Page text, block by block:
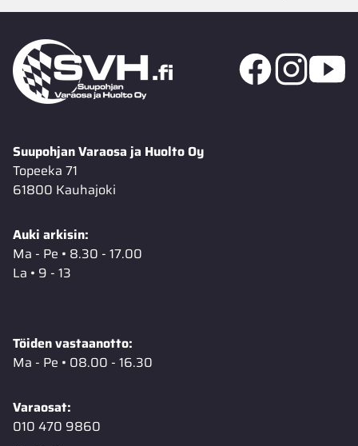
Suupohjan Varaosa ja Huolto Oy
Topeeka 71
61800 Kauhajoki
Auki arkisin:
Ma - Pe • 8.30 - 17.00
La • 9 - 13
Töiden vastaanotto:
Ma - Pe • 08.00 - 16.30
Varaosat:
010 470 9860